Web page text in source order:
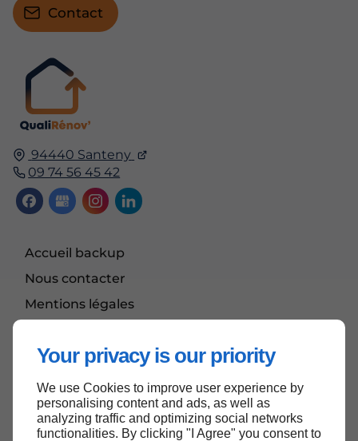
Your privacy is our priority
We use Cookies to improve user experience by
personalising content and ads, as well as
analyzing traffic and optimizing social networks
functionalities. By clicking "I Agree" you consent to
94440 Santeny
09 74 56 45 42
Accueil backup
Nous contacter
Mentions légales
Contact
Haut de page